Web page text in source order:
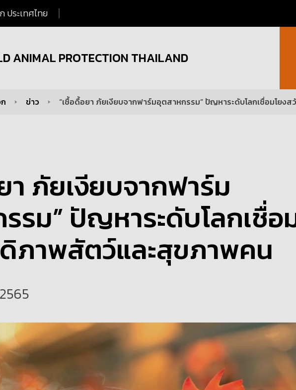
ระเทศไทย
ANIMAL PROTECTION THAILAND
ข่าว “เชื้อดื้อยา ภัยเงียบจากฟาร์มอุตสาหกรรม” ปัญหาระดับโลกเชื่อมโย
า ภัยเงียบจากฟาร์ม
รม” ปัญหาระดับโลกเชื่อ
ภาพสัตว์และสุขภาพคน